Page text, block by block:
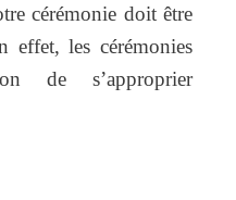
cérémonie doit être
effet, les cérémonies
de s’approprier